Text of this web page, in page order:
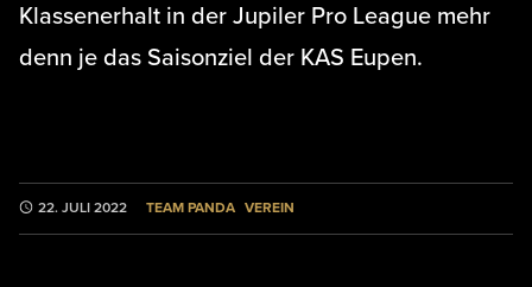
Klassenerhalt in der Jupiler Pro League mehr
denn je das Saisonziel der KAS Eupen.
22. JULI 2022 TEAM PANDA VEREIN